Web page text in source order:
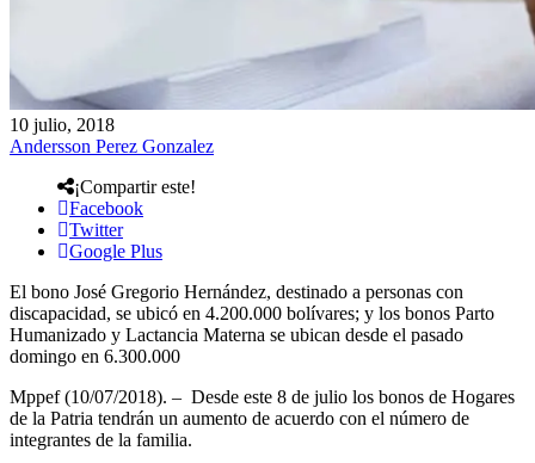
10 julio, 2018
Andersson Perez Gonzalez
¡Compartir este!
Facebook
Twitter
Google Plus
El bono José Gregorio Hernández, destinado a personas con
discapacidad, se ubicó en 4.200.000 bolívares; y los bonos Parto
Humanizado y Lactancia Materna se ubican desde el pasado
domingo en 6.300.000
Mppef (10/07/2018). – Desde este 8 de julio los bonos de Hogares
de la Patria tendrán un aumento de acuerdo con el número de
integrantes de la familia.